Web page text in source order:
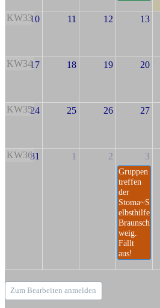
KW3310 11 12 13
KW3417 18 19 20
KW3524 25 26 27
KW3631 1 2 3
Gruppen
treffen
der
Stoma~S
elbsthilfe
Braunsch
weig.
Fällt
aus!
Zum Bearbeiten anmelden